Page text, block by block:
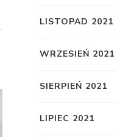
LISTOPAD 2021
WRZESIEŃ 2021
SIERPIEŃ 2021
LIPIEC 2021